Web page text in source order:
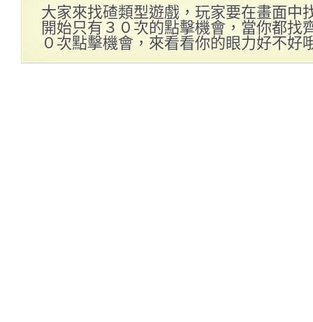
大家來找碴類型遊戲，玩家要在畫面中
開始只有３０次的點擊機會，當你都找
０次點擊機會，來看看你的眼力好不好